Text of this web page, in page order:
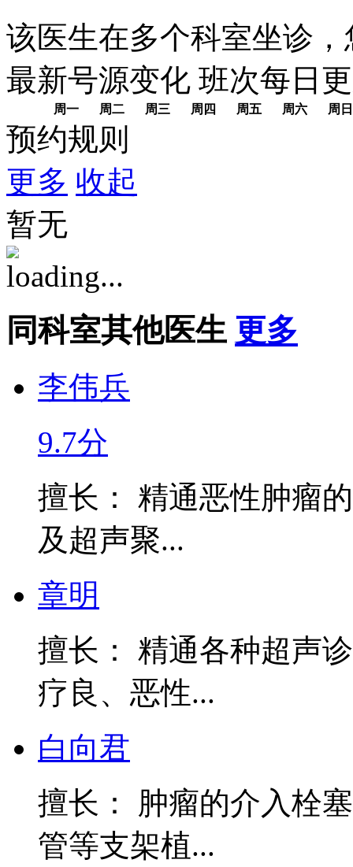
该医生在多个科室坐诊
最新号源变化 班次每日
周一 周二 周三 周四 周五 周六 周日
预约规则
更多 收起
暂无
同科室其他医生 更多
李伟兵
9.7分
擅长： 精通恶性肿瘤
及超声聚...
章明
擅长： 精通各种超声
疗良、恶性...
白向君
擅长： 肿瘤的介入栓
管等支架植...